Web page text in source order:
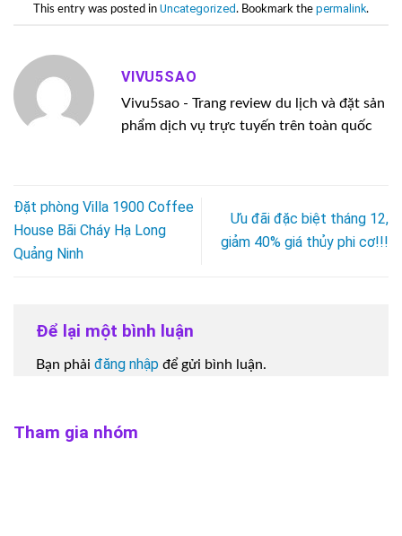
This entry was posted in Uncategorized. Bookmark the permalink.
VIVU5SAO
Vivu5sao - Trang review du lịch và đặt sản
phẩm dịch vụ trực tuyến trên toàn quốc
Đặt phòng Villa 1900 Coffee
House Bãi Cháy Hạ Long
Quảng Ninh
Ưu đãi đặc biệt tháng 12,
giảm 40% giá thủy phi cơ!!!
Để lại một bình luận
Bạn phải đăng nhập để gửi bình luận.
Tham gia nhóm